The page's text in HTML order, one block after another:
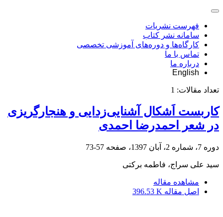
فهرست نشریات
سامانه نشر کتاب
کارگاه‌ها و دوره‌های آموزشی تخصصی
تماس با ما
درباره ما
English
تعداد مقالات: 1
کاربست اَشکال آشنایی‌زدایی و هنجارگریزی
در شعر احمدرضا احمدی
دوره 7، شماره 2، آبان 1397، صفحه 57-73
سید علی سراج، فاطمه برکتی
مشاهده مقاله
اصل مقاله 396.53 K